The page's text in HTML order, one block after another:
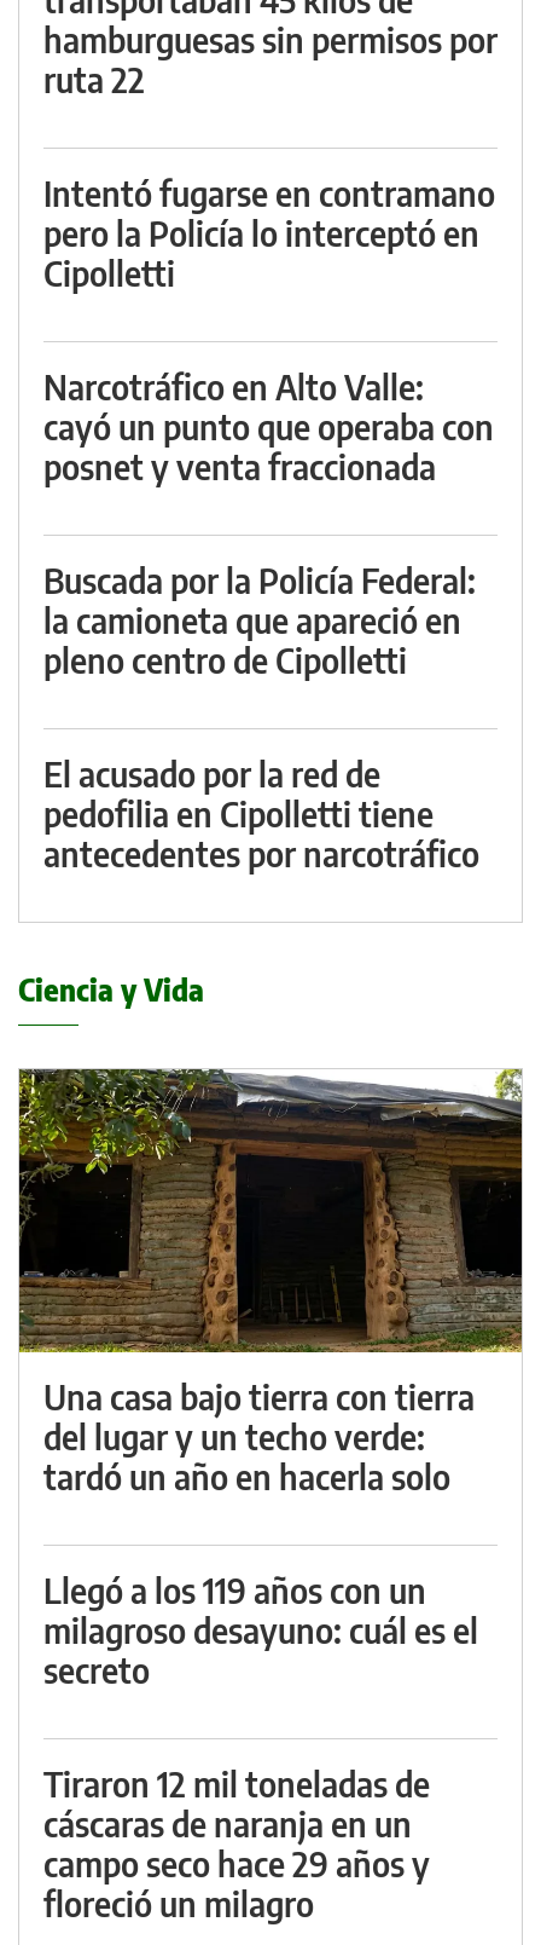
hamburguesas sin permisos por
ruta 22
Intentó fugarse en contramano
pero la Policía lo interceptó en
Cipolletti
Narcotráfico en Alto Valle:
cayó un punto que operaba con
posnet y venta fraccionada
Buscada por la Policía Federal:
la camioneta que apareció en
pleno centro de Cipolletti
El acusado por la red de
pedofilia en Cipolletti tiene
antecedentes por narcotráfico
Ciencia y Vida
Una casa bajo tierra con tierra
del lugar y un techo verde:
tardó un año en hacerla solo
Llegó a los 119 años con un
milagroso desayuno: cuál es el
secreto
Tiraron 12 mil toneladas de
cáscaras de naranja en un
campo seco hace 29 años y
floreció un milagro